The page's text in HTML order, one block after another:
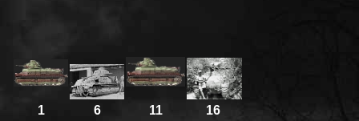
1 6 11
16